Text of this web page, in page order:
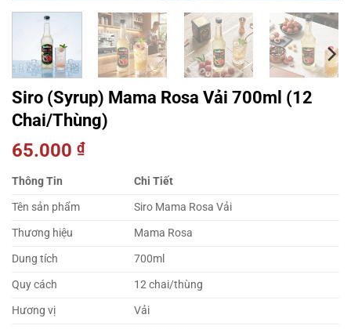
Siro (Syrup) Mama Rosa Vải 700ml (12
Chai/Thùng)
65.000 ₫
Thông Tin
Chi Tiết
Tên sản phẩm
Siro Mama Rosa Vải
Thương hiệu
Mama Rosa
Dung tích
700ml
Quy cách
12 chai/thùng
Hương vị
Vải